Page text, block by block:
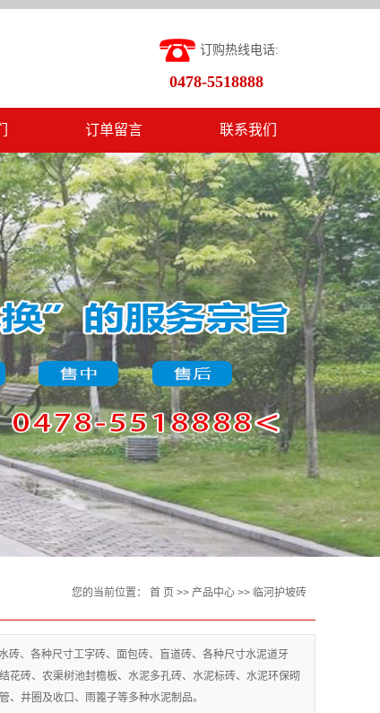
订购热线电话:
0478-5518888
订单留言 联系我们
您的当前位置： 首 页 >> 产品中心 >> 临河护坡砖
砖、各种尺寸工字砖、面包砖、盲道砖、各种尺寸水泥道牙
花砖、农渠树池封檐板、水泥多孔砖、水泥标砖、水泥环保砌
井圈及收口、雨篦子等多种水泥制品。